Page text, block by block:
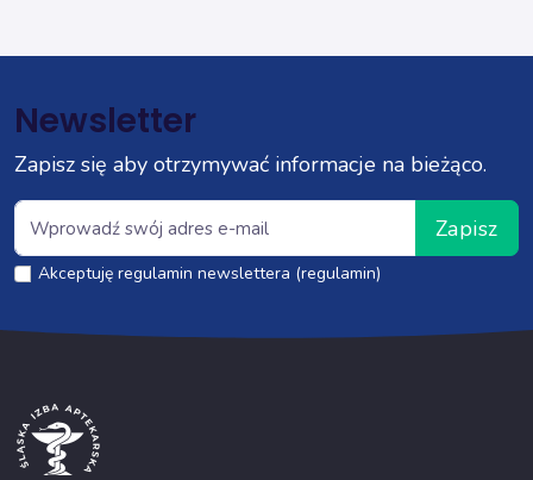
Newsletter
Zapisz się aby otrzymywać informacje na bieżąco.
Zapisz
Akceptuję regulamin newslettera (regulamin)